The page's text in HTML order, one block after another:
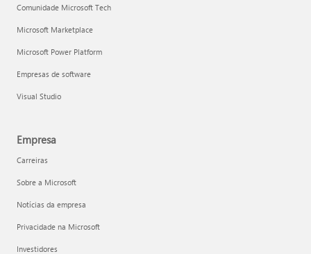
Comunidade Microsoft Tech
Microsoft Marketplace
Microsoft Power Platform
Empresas de software
Visual Studio
Empresa
Carreiras
Sobre a Microsoft
Notícias da empresa
Privacidade na Microsoft
Investidores